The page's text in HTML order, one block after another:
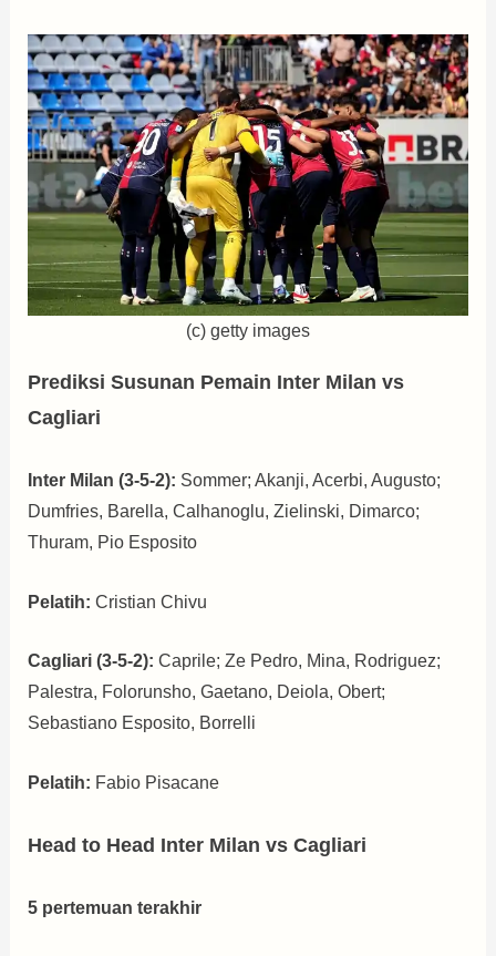
(c) getty images
Prediksi Susunan Pemain Inter Milan vs
Cagliari
Inter Milan (3-5-2): Sommer; Akanji, Acerbi, Augusto;
Dumfries, Barella, Calhanoglu, Zielinski, Dimarco;
Thuram, Pio Esposito
Pelatih: Cristian Chivu
Cagliari (3-5-2): Caprile; Ze Pedro, Mina, Rodriguez;
Palestra, Folorunsho, Gaetano, Deiola, Obert;
Sebastiano Esposito, Borrelli
Pelatih: Fabio Pisacane
Head to Head Inter Milan vs Cagliari
5 pertemuan terakhir